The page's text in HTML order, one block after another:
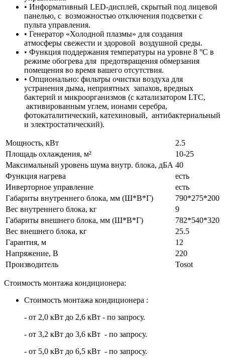
• Информативный LED-дисплей, скрытый под лицевой
панелью, с возможностью отключения подсветки с
пульта управления.
• Генератор «Холодной плазмы» для создания
атмосферы свежести и здоровой воздушной среды.
• Функция поддержания температуры на уровне 8 °С в
режиме обогрева для предотвращения обмерзания
помещения во время вашего отсутствия.
• Опционально: фильтры очистки воздуха для
устранения дыма, неприятных запахов, вредных
бактерий и микроорганизмов (с катализатором LTC,
активированным углем, ионами серебра,
фотокаталитический, катехиновый, антибактериальный
и электростатический).
Мощность, кВт
2.5
Площадь охлаждения, м²
10-25
Максимальный уровень шума внутр. блока, дБА 40
Функция нагрева
есть
Инверторное управление
есть
Габариты внутреннего блока, мм (Ш*В*Г)
790*275*200
Вес внутреннего блока, кг
9
Габариты внешнего блока, мм (Ш*В*Г)
782*540*320
Вес внешнего блока, кг
25.5
Гарантия, м
12
Напряжение, В
220
Производитель
Tosot
Стоимость монтажа кондиционера:
Стоимость монтажа кондиционера :
- от 2,0 кВт до 2,6 кВт - по запросу.
- от 3,2 кВт до 3,6 кВт - по запросу.
- от 5,0 кВт до 6,5 кВт - по запросу.